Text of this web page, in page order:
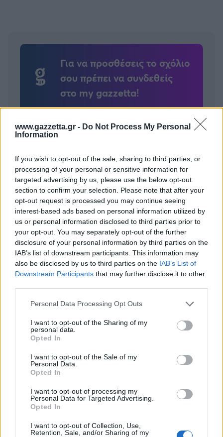
www.gazzetta.gr - Do Not Process My Personal
Information
If you wish to opt-out of the sale, sharing to third parties, or
processing of your personal or sensitive information for
targeted advertising by us, please use the below opt-out
section to confirm your selection. Please note that after your
opt-out request is processed you may continue seeing
interest-based ads based on personal information utilized by
us or personal information disclosed to third parties prior to
your opt-out. You may separately opt-out of the further
disclosure of your personal information by third parties on the
IAB’s list of downstream participants. This information may
also be disclosed by us to third parties on the IAB’s List of
Downstream Participants that may further disclose it to other
Please note that this website/app uses one or more Google
not limited to your visit or usage behaviour. You may click to
grant or deny consent to Google and its third-party tags to
use your data for below specified purposes in below Google
consent section.
Personal Data Processing Opt Outs
I want to opt-out of the Sharing of my
personal data.
Opted In
I want to opt-out of the Sale of my
Personal Data.
Opted In
I want to opt-out of processing my
Personal Data for Targeted Advertising.
Opted In
I want to opt-out of Collection, Use,
Retention, Sale, and/or Sharing of my
Για να προσθέσεις το σχόλιο
σου πρέπει να συνδεθείς
στο my gazzetta!
Εγγραφή Σύνδεση
Συνδέσου και κάνε το πρώτο σχόλιο...
BEST OFINTERNET
6 γραφικά χωριά των Κυκλάδων που αξίζει να